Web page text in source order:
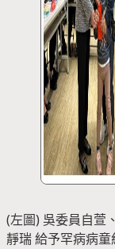
(左圖) 吳委員自萱
靜瑞 給予罕病病